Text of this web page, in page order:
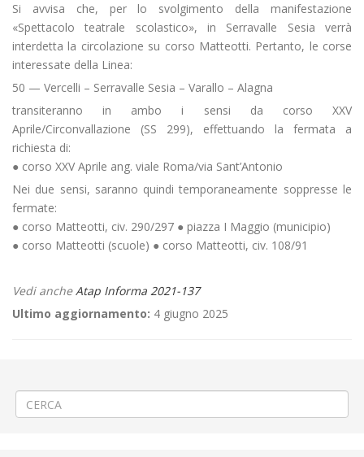
Si avvisa che, per lo svolgimento della manifestazione
«Spettacolo teatrale scolastico», in Serravalle Sesia verrà
interdetta la circolazione su corso Matteotti. Pertanto, le corse
interessate della Linea:
50 — Vercelli – Serravalle Sesia – Varallo – Alagna
transiteranno in ambo i sensi da corso XXV
Aprile/Circonvallazione (SS 299), effettuando la fermata a
richiesta di:
● corso XXV Aprile ang. viale Roma/via Sant’Antonio
Nei due sensi, saranno quindi temporaneamente soppresse le
fermate:
● corso Matteotti, civ. 290/297 ● piazza I Maggio (municipio)
● corso Matteotti (scuole) ● corso Matteotti, civ. 108/91
Vedi ancheAtap Informa 2021-137
Ultimo aggiornamento: 4 giugno 2025